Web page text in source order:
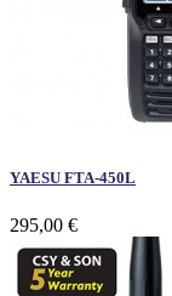
YAESU FTA-450L
295,00 €